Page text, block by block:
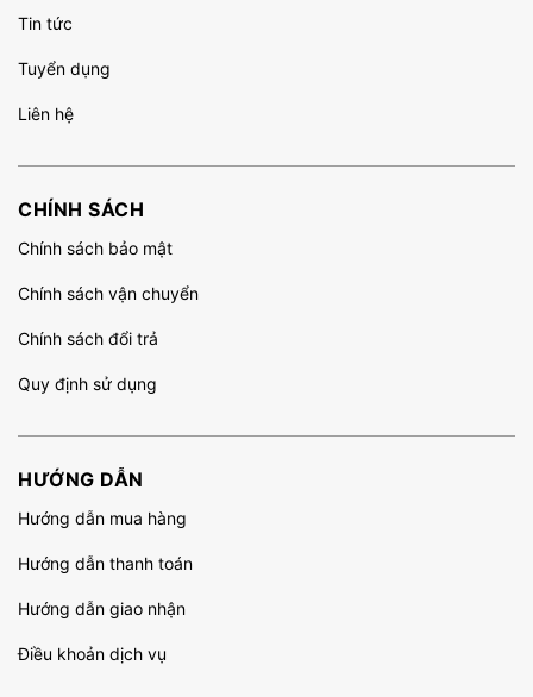
Tin tức
Tuyển dụng
Liên hệ
CHÍNH SÁCH
Chính sách bảo mật
Chính sách vận chuyển
Chính sách đổi trả
Quy định sử dụng
HƯỚNG DẪN
Hướng dẫn mua hàng
Hướng dẫn thanh toán
Hướng dẫn giao nhận
Điều khoản dịch vụ